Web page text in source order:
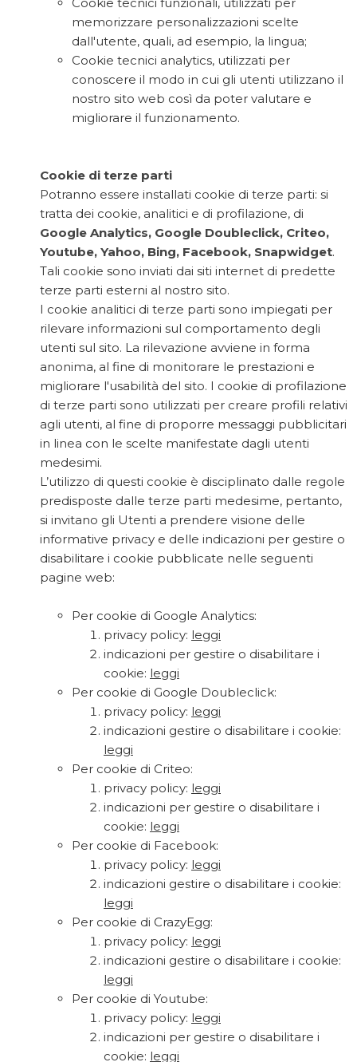
memorizzare personalizzazioni scelte
dall'utente, quali, ad esempio, la lingua;
Cookie tecnici analytics, utilizzati per
conoscere il modo in cui gli utenti utilizzano il
nostro sito web così da poter valutare e
migliorare il funzionamento.
Cookie di terze parti
Potranno essere installati cookie di terze parti: si
tratta dei cookie, analitici e di profilazione, di
Google Analytics, Google Doubleclick, Criteo,
Youtube, Yahoo, Bing, Facebook, Snapwidget.
Tali cookie sono inviati dai siti internet di predette
terze parti esterni al nostro sito.
I cookie analitici di terze parti sono impiegati per
rilevare informazioni sul comportamento degli
utenti sul sito. La rilevazione avviene in forma
anonima, al fine di monitorare le prestazioni e
migliorare l'usabilità del sito. I cookie di profilazione
di terze parti sono utilizzati per creare profili relativi
agli utenti, al fine di proporre messaggi pubblicitari
in linea con le scelte manifestate dagli utenti
medesimi.
L’utilizzo di questi cookie è disciplinato dalle regole
predisposte dalle terze parti medesime, pertanto,
si invitano gli Utenti a prendere visione delle
informative privacy e delle indicazioni per gestire o
disabilitare i cookie pubblicate nelle seguenti
pagine web:
Per cookie di Google Analytics:
privacy policy: leggi
indicazioni per gestire o disabilitare i
cookie: leggi
Per cookie di Google Doubleclick:
privacy policy: leggi
indicazioni gestire o disabilitare i cookie:
leggi
Per cookie di Criteo:
privacy policy: leggi
indicazioni per gestire o disabilitare i
cookie: leggi
Per cookie di Facebook:
privacy policy: leggi
indicazioni gestire o disabilitare i cookie:
leggi
Per cookie di CrazyEgg:
privacy policy: leggi
indicazioni gestire o disabilitare i cookie:
leggi
Per cookie di Youtube:
privacy policy: leggi
indicazioni per gestire o disabilitare i
cookie: leggi